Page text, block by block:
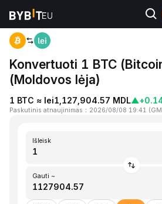
Pagrindinis
Konvertuoti 1 BTC
(Moldovos lėja)
1 BTC ≈ lei1,127,904.57 MDL▲
Paskutinis atnaujinimas ： 2026/08/08 19:41 (
Išleisk
Gauti ~